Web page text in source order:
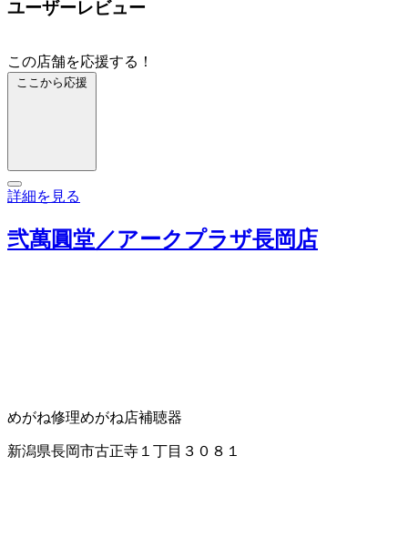
ユーザーレビュー
この店舗を応援する！
ここから応援
詳細を見る
弐萬圓堂／アークプラザ長岡店
めがね修理めがね店補聴器
新潟県長岡市古正寺１丁目３０８１